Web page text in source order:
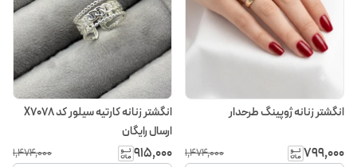
انگشتر زنانه ژوپینگ طرحدار
۷۹۹٬۰۰۰ ۱٬۴۷۴٬۰۰۰
انگشتر زنانه کارتیه سیلور کد X7078
ارسال رایگان
۹۱۵٬۰۰۰ ۱٬۴۷۴٬۰۰۰